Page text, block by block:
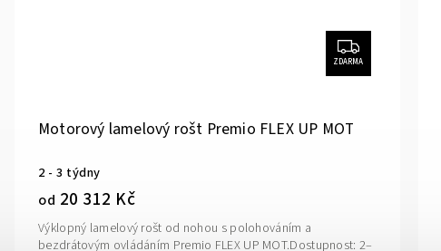
ZDARMA
Motorový lamelový rošt Premio FLEX UP MOT
2 - 3 týdny
od 20 312 Kč
Výklopný lamelový rošt od nohou s polohováním a
bezdrátovým ovládáním Premio FLEX UP MOT.Dostupnost: 2–